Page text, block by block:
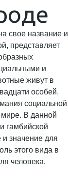
свое название и
представляет
и
живут в
особей,
социальной
мире. В данной
гамбийской
значение для
этого вида в
человека.